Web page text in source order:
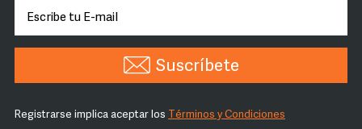
Suscríbete
Registrarse implica aceptar los Términos y Condiciones